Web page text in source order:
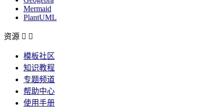
Mermaid
PlantUML
资源  
模板社区
知识教程
专题频道
帮助中心
使用手册